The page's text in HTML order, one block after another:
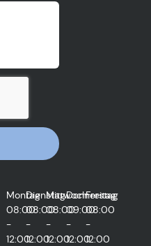
Montag
08:00
-
12:00
Dienstag
08:00
-
12:00
Mittwoch
08:00
-
12:00
Donnerstag
09:00
-
12:00
Freitag
08:00
-
12:00